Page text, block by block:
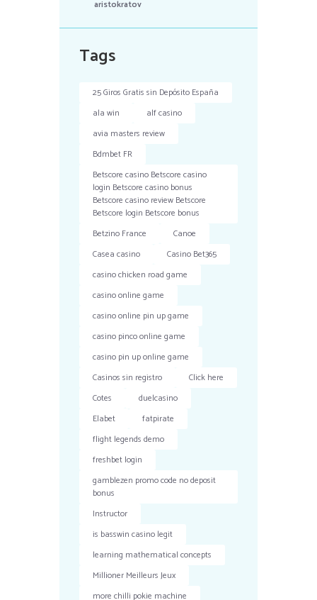
aristokratov
Tags
25 Giros Gratis sin Depósito España
ala win
alf casino
avia masters review
Bdmbet FR
Betscore casino Betscore casino
login Betscore casino bonus
Betscore casino review Betscore
Betscore login Betscore bonus
Betzino France
Canoe
Casea casino
Casino Bet365
casino chicken road game
casino online game
casino online pin up game
casino pinco online game
casino pin up online game
Casinos sin registro
Click here
Cotes
duelcasino
Elabet
fatpirate
flight legends demo
freshbet login
gamblezen promo code no deposit
bonus
Instructor
is basswin casino legit
learning mathematical concepts
Millioner Meilleurs Jeux
more chilli pokie machine